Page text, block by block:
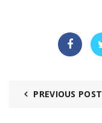
PREVIOUS POST